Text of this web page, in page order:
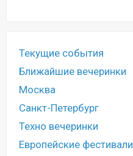
Текущие события
Ближайшие вечеринки
Москва
Санкт-Петербург
Техно вечеринки
Европейские фестивали